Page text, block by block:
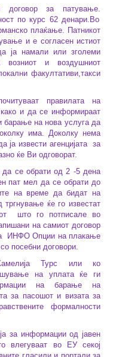
договор за патување.
по курс 62 денари.Во
плаќање. Патникот
и е согласен истиот
ја намали или зголеми
и воздушниот
факултативи,такси
правилата на
како и да се информираат
барање на нова услуга да
има. Доколку нема
ја извести агенцијата за
ќе Ви одговорат.
да се обрати од 2 -5 дена
пат мел да се обрати до
на време да бидат на
тргнување ќе го известат
што го потписале во
на самиот договор
ИНФО Опции на плакање
посебни договори.
Турс или ко
на уплата ќе ги
на барање на
за пасошот и визата за
формалности
за информации од јавен
влегуваат во ЕУ секој